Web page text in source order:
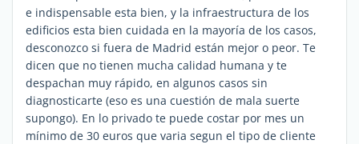
e indispensable esta bien, y la infraestructura de los
edificios esta bien cuidada en la mayoría de los casos,
desconozco si fuera de Madrid están mejor o peor. Te
dicen que no tienen mucha calidad humana y te
despachan muy rápido, en algunos casos sin
diagnosticarte (eso es una cuestión de mala suerte
supongo). En lo privado te puede costar por mes un
mínimo de 30 euros que varia segun el tipo de cliente